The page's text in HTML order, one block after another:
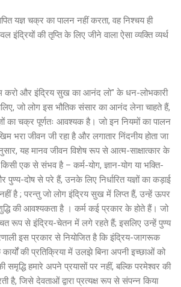
यज्ञ चक्र का पालन नहीं करता, वह निश्चय ही
इंद्रियों की तृप्ति के लिए जीने वाला ऐसा व्यक्ति व्यर्थ
करो और इंद्रिय सुख का आनंद लो" के धन-लोभकारी
जो लोग इस भौतिक संसार का आनंद लेना चाहते हैं,
का चक्र पूर्णतः आवश्यक है। जो इन नियमों का पालन
भरा जीवन जी रहा है और लगातार निंदनीय होता जा
यह मानव जीवन विशेष रूप से आत्म-साक्षात्कार के
किसी एक से संभव है – कर्म-योग, ज्ञान-योग या भक्ति-
दोष से परे हैं, उनके लिए निर्धारित यज्ञों का कड़ाई
है ; परन्तु जो लोग इंद्रिय सुख में लिप्त हैं, उन्हें ऊपर
शुद्धि की आवश्यकता है । कर्म कई प्रकार के होते हैं। जो
रूप से इंद्रिय-चेतन में लगे रहते हैं; इसलिए उन्हें पुण्य
इस प्रकार से नियोजित है कि इंद्रिय-जागरूक
की प्रतिक्रिया में उलझे बिना अपनी इच्छाओं को
हमारे अपने प्रयासों पर नहीं, बल्कि परमेश्वर की
है, जिसे देवताओं द्वारा प्रत्यक्ष रूप से संपन्न किया